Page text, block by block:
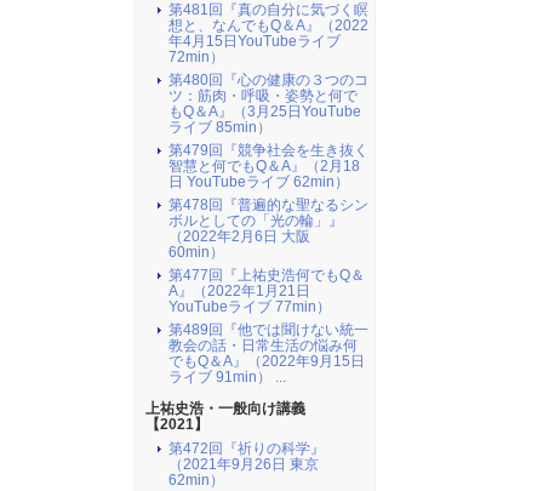
第481回『真の自分に気づく瞑
想と、なんでもQ＆A』（2022
年4月15日YouTubeライブ
72min）
第480回『心の健康の３つのコ
ツ：筋肉・呼吸・姿勢と何で
もQ＆A』（3月25日YouTube
ライブ 85min）
第479回『競争社会を生き抜く
智慧と何でもQ＆A』（2月18
日 YouTubeライブ 62min）
第478回『普遍的な聖なるシン
ボルとしての「光の輪」』
（2022年2月6日 大阪
60min）
第477回『上祐史浩何でもQ＆
A』（2022年1月21日
YouTubeライブ 77min）
第489回『他では聞けない統一
教会の話・日常生活の悩み何
でもQ＆A』（2022年9月15日
ライブ 91min） ...
上祐史浩・一般向け講義
【2021】
第472回『祈りの科学』
（2021年9月26日 東京
62min）